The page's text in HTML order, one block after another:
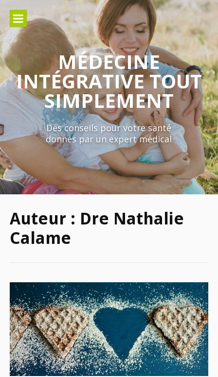
contenu
MÉDECINE
INTÉGRATIVE TOUT
SIMPLEMENT
Des conseils pour votre santé
donnés par un expert médical
Auteur : Dre Nathalie
Calame